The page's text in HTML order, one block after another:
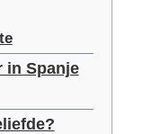
in Spanje